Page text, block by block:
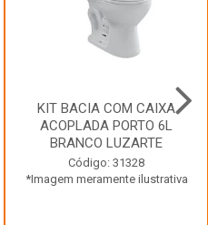
KIT BACIA COM CAIXA
ACOPLADA PORTO 6L
BRANCO LUZARTE
Código: 31328
*Imagem meramente ilustrativa